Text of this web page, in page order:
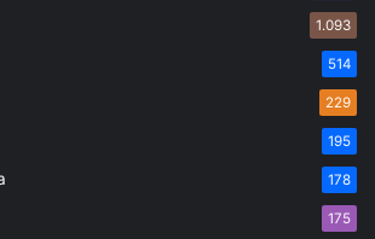
1.093
514
229
195
178
175